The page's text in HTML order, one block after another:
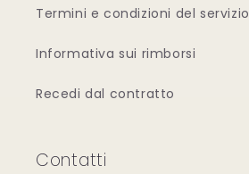
Termini e condizioni del servizio
Informativa sui rimborsi
Recedi dal contratto
Contatti